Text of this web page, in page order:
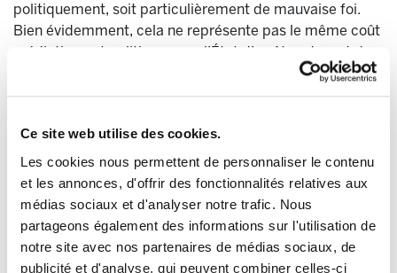
Ce site web utilise des cookies.
Les cookies nous permettent de personnaliser le contenu
et les annonces, d'offrir des fonctionnalités relatives aux
médias sociaux et d'analyser notre trafic. Nous
partageons également des informations sur l'utilisation de
notre site avec nos partenaires de médias sociaux, de
publicité et d'analyse, qui peuvent combiner celles-ci
politiquement, soit particulièrement de mauvaise foi.
Bien évidemment, cela ne représente pas le même coût
médiatique et politique pour l’État d’arrêter, devant des
centaines de médias nationaux ou internationaux, des
activistes au visage masqué et accusés de jeter des
non-violents, à visage découvert, parce qu’ils sont
porteurs de tableaux emballés. Le premier cas de figure
ne représente aucun coût politique pour l’État et lui
permet même de justifier le véritable état de siège qu’il
a imposé aux villes de Biarritz, Anglet et Bayonne. Le
second cas de figure met un plus grand coup de
projecteur sur le fait que les militant-e-s climat de son